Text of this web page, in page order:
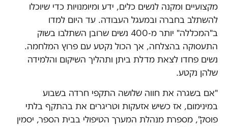
מקצועיים ומקנה לנשים כלים, ידע ומיומנויות כדי שיוכלו
להשתלב בחברה ובמעגל העבודה. עד היום למדו
ב"המכללה" יותר מ-400 נשים שרובן השתלבו בשוק
התעסוקה בהצלחה, אך הכול נקטע עם פרוץ המלחמה.
נשים פחדו לצאת מדלת ביתן ותהליך השיקום והלמידה
שלהן נקטע.
"אם בשגרה את חווה שלושה התקפי חרדה בשבוע
במינימום, אז כשיש אזעקות וטריגרים את בהתקף בלתי
פוסק", מספרת מנהלת המערך הטיפולי בבית הספר, יסמין